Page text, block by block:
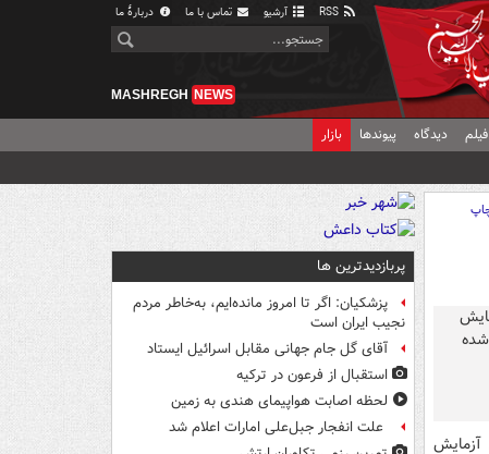
آرشیو تماس با ما دربارهٔ ما
MASHREGH NEWS
دیدگاه پیوندها بازار
آزمایش
پربازدیدترین ها
پزشکیان: اگر تا امروز مانده‌ایم، به‌خاطر مردم
نجیب ایران است
آقای گل جام جهانی مقابل اسرائیل ایستاد
استقبال از فرعون در ترکیه
لحظه اصابت هواپیمای هندی به زمین
علت انفجار جبل‌علی امارات اعلام شد